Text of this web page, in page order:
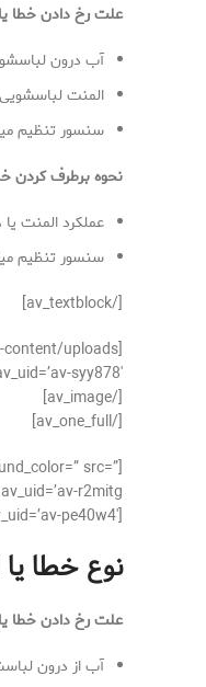
علت رخ دادن خطا یا
آب درون
المنت
سنسور تنظیم
نحوه برطرف کردن
عملکرد المنت
سنسور تنظیم
[/av_textblock]
[/av_image]
[/av_one_full]
src=”
r2mitg’]
[av_textblock size=’16’ font_color=” color=” av-medium-font-size=” av-small-font-size=” av-mini-font-size=” admin_preview_bg=” av_uid=’av-pe40w4′]
نوع خطا
علت رخ دادن خطا یا
آب از درون